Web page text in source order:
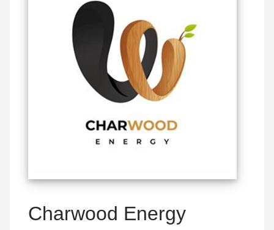
Charwood Energy